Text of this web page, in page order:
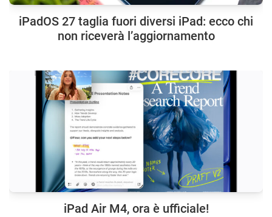
iPadOS 27 taglia fuori diversi iPad: ecco chi
non riceverà l’aggiornamento
iPad Air M4, ora è ufficiale!